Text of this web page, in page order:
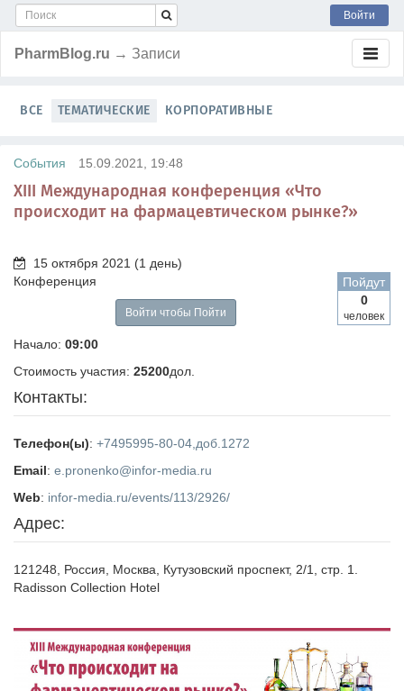
Войти
PharmBlog.ru → Записи
ВСЕ ТЕМАТИЧЕСКИЕ КОРПОРАТИВНЫЕ
События 15.09.2021, 19:48
XIII Международная конференция «Что
происходит на фармацевтическом рынке?»
15 октября 2021 (1 день)
Пойдут
0
человек
Конференция
Войти чтобы Пойти
Начало: 09:00
Стоимость участия: 25200дол.
Контакты:
Телефон(ы): +7495995-80-04, доб. 1272
Email: e.pronenko@infor-media.ru
Web: infor-media.ru/events/113/2926/
Адрес:
121248, Россия, Москва, Кутузовский проспект, 2/1, стр. 1.
Radisson Collection Hotel